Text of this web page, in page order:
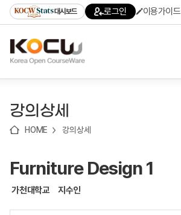
기
기
기
content)
가
대시보드 로그인 이용가이드
강의상세
HOME 강의상세
Furniture Design 1
가천대학교 지수인